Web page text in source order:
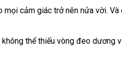
tiết
mọi cảm giác trở nên nửa vờigiá
. Và
không thể thiếu vòng đeo dương